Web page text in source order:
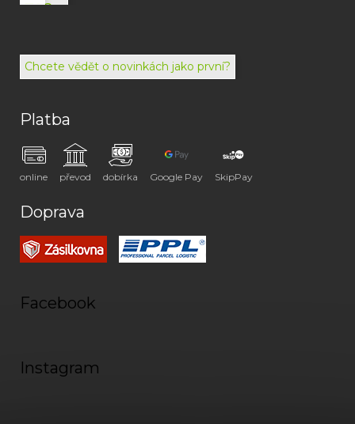
792
072
Chcete vědět o novinkách jako první?
Platba
online převod dobírka Google Pay SkipPay
Doprava
Facebook
Instagram